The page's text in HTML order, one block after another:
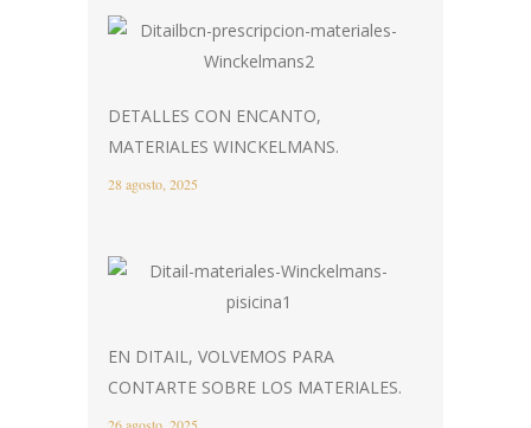
DETALLES CON ENCANTO,
MATERIALES WINCKELMANS.
28 agosto, 2025
EN DITAIL, VOLVEMOS PARA
CONTARTE SOBRE LOS MATERIALES.
26 agosto, 2025